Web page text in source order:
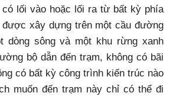
lối vào hoặc lối ra từ bất kỳ phía
được xây dựng trên một cầu đường
dòng sông và một khu rừng xanh
bộ dẫn đến trạm, không có bãi
có bất kỳ công trình kiến trúc nào
muốn đến trạm này chỉ có thể đi